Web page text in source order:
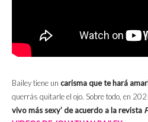
Bailey tiene un carisma que te hará
querrás quitarle el ojo. Sobre todo, en
vivo más sexy’ de acuerdo a la revista